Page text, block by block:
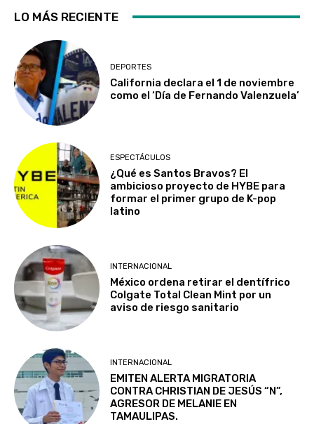
LO MÁS RECIENTE
DEPORTES
California declara el 1 de noviembre
como el ‘Día de Fernando Valenzuela’
ESPECTÁCULOS
¿Qué es Santos Bravos? El
ambicioso proyecto de HYBE para
formar el primer grupo de K-pop
latino
INTERNACIONAL
México ordena retirar el dentífrico
Colgate Total Clean Mint por un
aviso de riesgo sanitario
INTERNACIONAL
EMITEN ALERTA MIGRATORIA
CONTRA CHRISTIAN DE JESÚS “N”,
AGRESOR DE MELANIE EN
TAMAULIPAS.